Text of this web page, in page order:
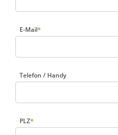
E-Mail*
Telefon / Handy
PLZ*